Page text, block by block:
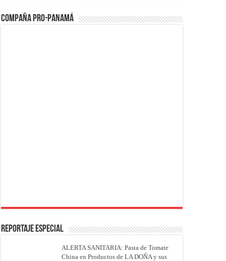
Compaña PRO-Panamá
REPORTAJE ESPECIAL
ALERTA SANITARIA: Pasta de Tomate
China en Productos de LA DOÑA y sus